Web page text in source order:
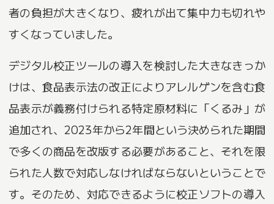
者の負担が大きくなり、疲れが出て集中力も切れや
すくなっていました。
デジタル校正ツールの導入を検討した大きなきっか
けは、食品表示法の改正によりアレルゲンを含む食
品表示が義務付けられる特定原材料に「くるみ」が
追加され、2023年から2年間という決められた期間
で多くの商品を改版する必要があること、それを限
られた人数で対応しなければならないということで
す。そのため、対応できるように校正ソフトの導入